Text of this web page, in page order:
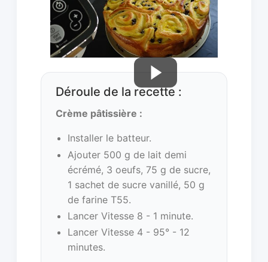
Déroule de la recette :
Crème pâtissière :
Installer le batteur.
Ajouter 500 g de lait demi
écrémé, 3 oeufs, 75 g de sucre,
1 sachet de sucre vanillé, 50 g
de farine T55.
Lancer Vitesse 8 - 1 minute.
Lancer Vitesse 4 - 95° - 12
minutes.